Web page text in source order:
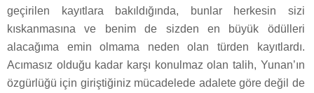
geçirilen kayıtlara bakıldığında, bunlar herkesin sizi
kıskanmasına ve benim de sizden en büyük ödülleri
alacağıma emin olmama neden olan türden kayıtlardı.
Acımasız olduğu kadar karşı konulmaz olan talih, Yunan’ın
özgürlüğü için giriştiğiniz mücadelede adalete göre değil de